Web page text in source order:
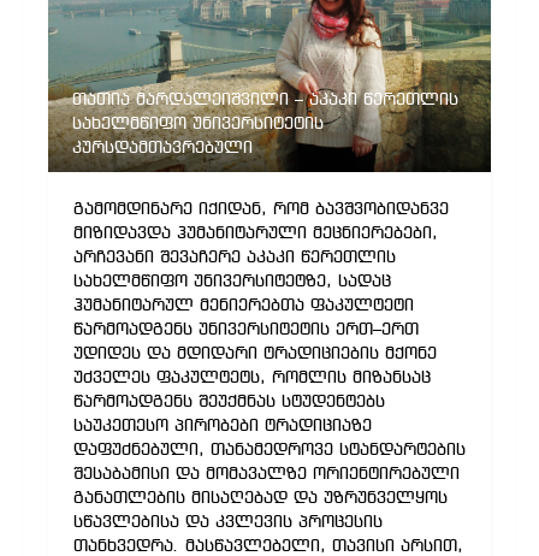
თათია მარდალეიშვილი – აკაკი წერეთლის
სახელმწიფო უნივერსიტეტის
კურსდამთავრებული
გამომდინარე იქიდან, რომ ბავშვობიდანვე
მიზიდავდა ჰუმანიტარული მეცნიერებები,
არჩევანი შევაჩერე აკაკი წერეთლის
სახელმწიფო უნივერსიტეტზე, სადაც
ჰუმანიტარულ მენიერებთა ფაკულტეტი
წარმოადგენს უნივერსიტეტის ერთ–ერთ
უდიდეს და მდიდარი ტრადიციების მქონე
უძველეს ფაკულტეტს, რომლის მიზანსაც
წარმოადგენს შეუქმნას სტუდენტებს
საუკეთესო პირობები ტრადიციაზე
დაფუძნებული, თანამედროვე სტანდარტების
შესაბამისი და მომავალზე ორიენტირებული
განათლების მისაღებად და უზრუნველყოს
სწავლებისა და კვლევის პროცესის
თანხვედრა. მასწავლებელი, თავისი არსით,